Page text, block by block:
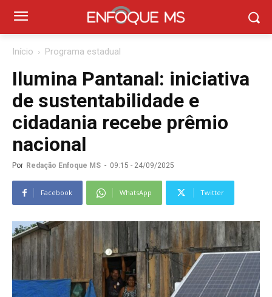
Início Programa estadual
Ilumina Pantanal: iniciativa
de sustentabilidade e
cidadania recebe prêmio
nacional
Por Redação Enfoque MS - 09:15 - 24/09/2025
Facebook WhatsApp Twitter